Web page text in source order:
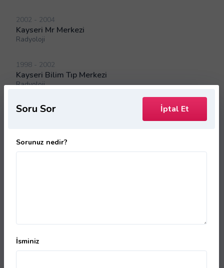
2002 - 2004
Kayseri Mr Merkezi
Radyoloji
1998 - 2002
Kayseri Bilim Tıp Merkezi
Radyoloji
Op. Dr. Tahir GÜRDAĞ
Soru Sor İptal Et
Sorunuz nedir?
İsminiz